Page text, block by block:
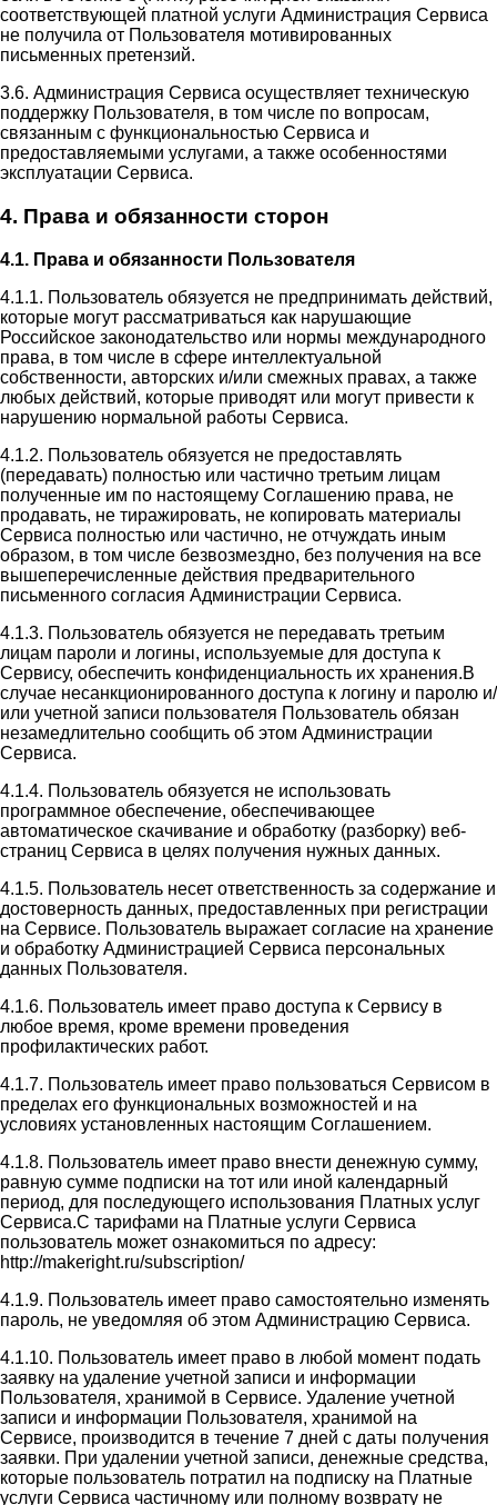
соответствующей платной услуги Администрация Сервиса
не получила от Пользователя мотивированных
письменных претензий.
3.6. Администрация Сервиса осуществляет техническую
поддержку Пользователя, в том числе по вопросам,
связанным с функциональностью Сервиса и
предоставляемыми услугами, а также особенностями
эксплуатации Сервиса.
4. Права и обязанности сторон
4.1. Права и обязанности Пользователя
4.1.1. Пользователь обязуется не предпринимать действий,
которые могут рассматриваться как нарушающие
Российское законодательство или нормы международного
права, в том числе в сфере интеллектуальной
собственности, авторских и/или смежных правах, а также
любых действий, которые приводят или могут привести к
нарушению нормальной работы Сервиса.
4.1.2. Пользователь обязуется не предоставлять
(передавать) полностью или частично третьим лицам
полученные им по настоящему Соглашению права, не
продавать, не тиражировать, не копировать материалы
Сервиса полностью или частично, не отчуждать иным
образом, в том числе безвозмездно, без получения на все
вышеперечисленные действия предварительного
письменного согласия Администрации Сервиса.
4.1.3. Пользователь обязуется не передавать третьим
лицам пароли и логины, используемые для доступа к
Сервису, обеспечить конфиденциальность их хранения.В
случае несанкционированного доступа к логину и паролю и/
или учетной записи пользователя Пользователь обязан
незамедлительно сообщить об этом Администрации
Сервиса.
4.1.4. Пользователь обязуется не использовать
программное обеспечение, обеспечивающее
автоматическое скачивание и обработку (разборку) веб-
страниц Сервиса в целях получения нужных данных.
4.1.5. Пользователь несет ответственность за содержание и
достоверность данных, предоставленных при регистрации
на Сервисе. Пользователь выражает согласие на хранение
и обработку Администрацией Сервиса персональных
данных Пользователя.
4.1.6. Пользователь имеет право доступа к Сервису в
любое время, кроме времени проведения
профилактических работ.
4.1.7. Пользователь имеет право пользоваться Сервисом в
пределах его функциональных возможностей и на
условиях установленных настоящим Соглашением.
4.1.8. Пользователь имеет право внести денежную сумму,
равную сумме подписки на тот или иной календарный
период, для последующего использования Платных услуг
Сервиса.С тарифами на Платные услуги Сервиса
пользователь может ознакомиться по адресу:
http://makeright.ru/subscription/
4.1.9. Пользователь имеет право самостоятельно изменять
пароль, не уведомляя об этом Администрацию Сервиса.
4.1.10. Пользователь имеет право в любой момент подать
заявку на удаление учетной записи и информации
Пользователя, хранимой в Сервисе. Удаление учетной
записи и информации Пользователя, хранимой на
Сервисе, производится в течение 7 дней с даты получения
заявки. При удалении учетной записи, денежные средства,
которые пользователь потратил на подписку на Платные
услуги Сервиса частичному или полному возврату не